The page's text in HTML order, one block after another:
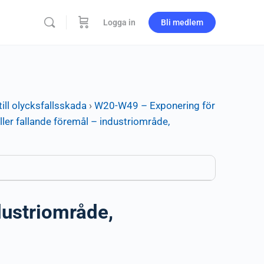
Logga in Bli medlem
olycksfallsskada › W20-W49 – Exponering för
fallande föremål – industriområde,